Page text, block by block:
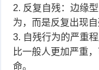
2. 反复自残：边缘
为，而是反复出现自
3. 自残行为的严重
比一般人更加严重
命。